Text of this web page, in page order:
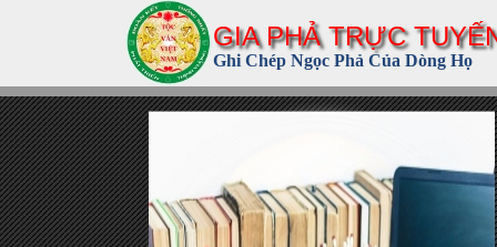
GIA PHẢ TRỰC
Ghi Chép Ngọc Phả Của Dòng Họ